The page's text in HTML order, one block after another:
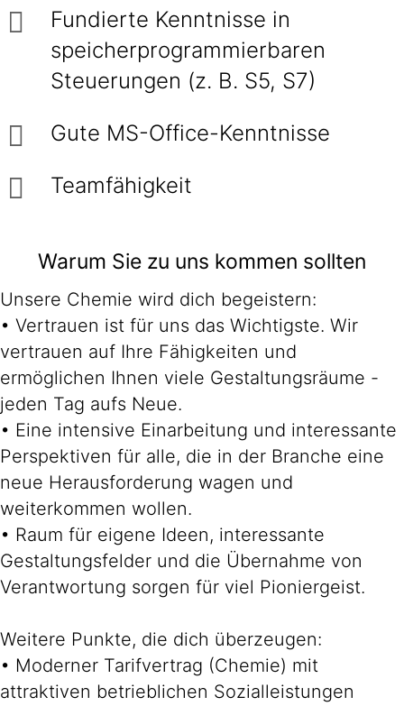
Fundierte Kenntnisse in
speicherprogrammierbaren
Steuerungen (z. B. S5, S7)
Gute MS-Office-Kenntnisse
Teamfähigkeit
Warum Sie zu uns kommen sollten
Unsere Chemie wird dich begeistern:
• Vertrauen ist für uns das Wichtigste. Wir
vertrauen auf Ihre Fähigkeiten und
ermöglichen Ihnen viele Gestaltungsräume -
jeden Tag aufs Neue.
• Eine intensive Einarbeitung und interessante
Perspektiven für alle, die in der Branche eine
neue Herausforderung wagen und
weiterkommen wollen.
• Raum für eigene Ideen, interessante
Gestaltungsfelder und die Übernahme von
Verantwortung sorgen für viel Pioniergeist.
Weitere Punkte, die dich überzeugen:
• Moderner Tarifvertrag (Chemie) mit
attraktiven betrieblichen Sozialleistungen